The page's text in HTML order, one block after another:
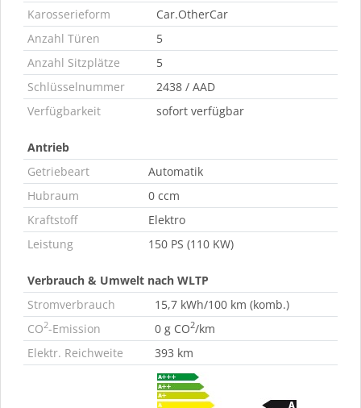
Karosserieform
Car.OtherCar
Anzahl Türen
5
Anzahl Sitzplätze
5
Schlüsselnummer
2438 / AAD
Verfügbarkeit
sofort verfügbar
Antrieb
Getriebeart
Automatik
Hubraum
0 ccm
Kraftstoff
Elektro
Leistung
150 PS (110 KW)
Verbrauch & Umwelt nach WLTP
Stromverbrauch
15,7 kWh/100 km (komb.)
CO2-Emission 0 g CO2/km
Elektr. Reichweite
393 km